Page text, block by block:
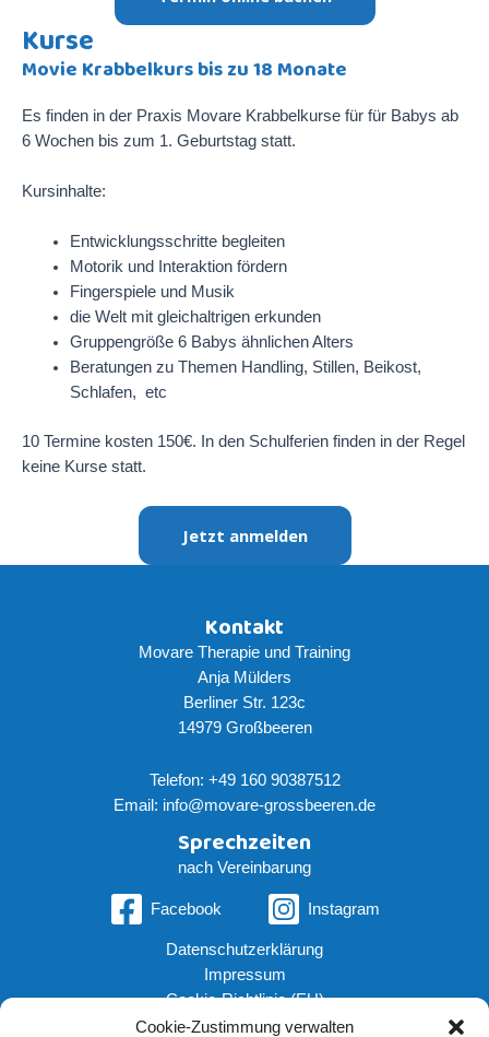
Cookie-Zustimmung verwalten
Kurse
Movie Krabbelkurs bis zu 18 Monate
Es finden in der Praxis Movare Krabbelkurse für für Babys ab
6 Wochen bis zum 1. Geburtstag statt.
Kursinhalte:
Entwicklungsschritte begleiten
Motorik und Interaktion fördern
Fingerspiele und Musik
die Welt mit gleichaltrigen erkunden
Gruppengröße 6 Babys ähnlichen Alters
Beratungen zu Themen Handling, Stillen, Beikost,
Schlafen, etc
10 Termine kosten 150€. In den Schulferien finden in der Regel
keine Kurse statt.
Jetzt anmelden
Kontakt
Movare Therapie und Training
Anja Mülders
Berliner Str. 123c
14979 Großbeeren
Telefon: +49 160 90387512
Email: info@movare-grossbeeren.de
Sprechzeiten
nach Vereinbarung
Facebook Instagram
Datenschutzerklärung
Impressum
Cookie-Richtlinie (EU)
Für Erwachsene